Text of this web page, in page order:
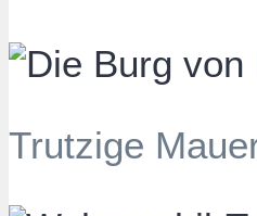
Trutzige